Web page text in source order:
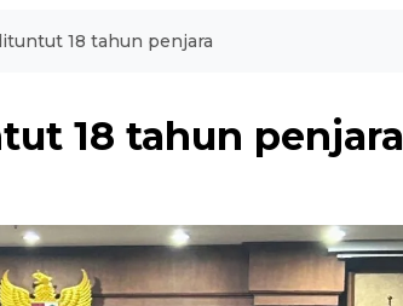
18 tahun penjara
18 tahun penjara